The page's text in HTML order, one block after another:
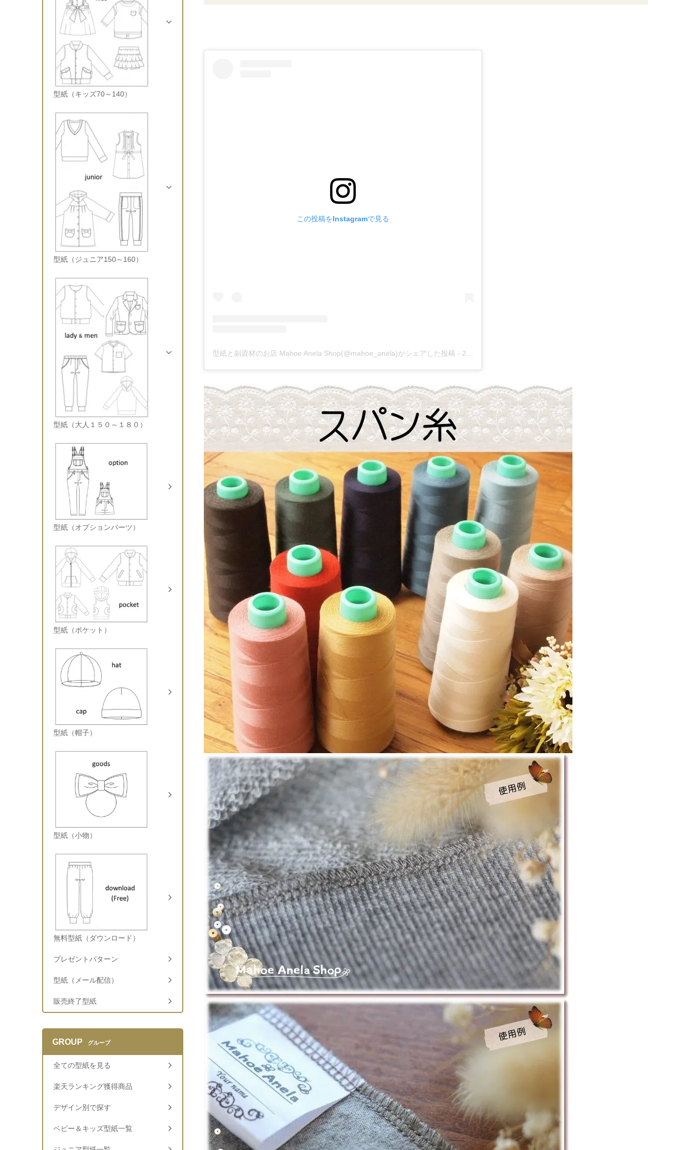
この投稿をInstagramで見る
型紙と副資材のお店 Mahoe Anela Shop(@mahoe_anela)がシェアした投稿 - 2020年 4月月28日午前5時14分PDT
型紙（キッズ70～140）
型紙（ジュニア150～160）
型紙（大人１５０～１８０）
型紙（オプションパーツ）
型紙（ポケット）
型紙（帽子）
型紙（小物）
無料型紙（ダウンロード）
プレゼントパターン
型紙（メール配信）
販売終了型紙
GROUP グループ
全ての型紙を見る
楽天ランキング獲得商品
デザイン別で探す
ベビー＆キッズ型紙一覧